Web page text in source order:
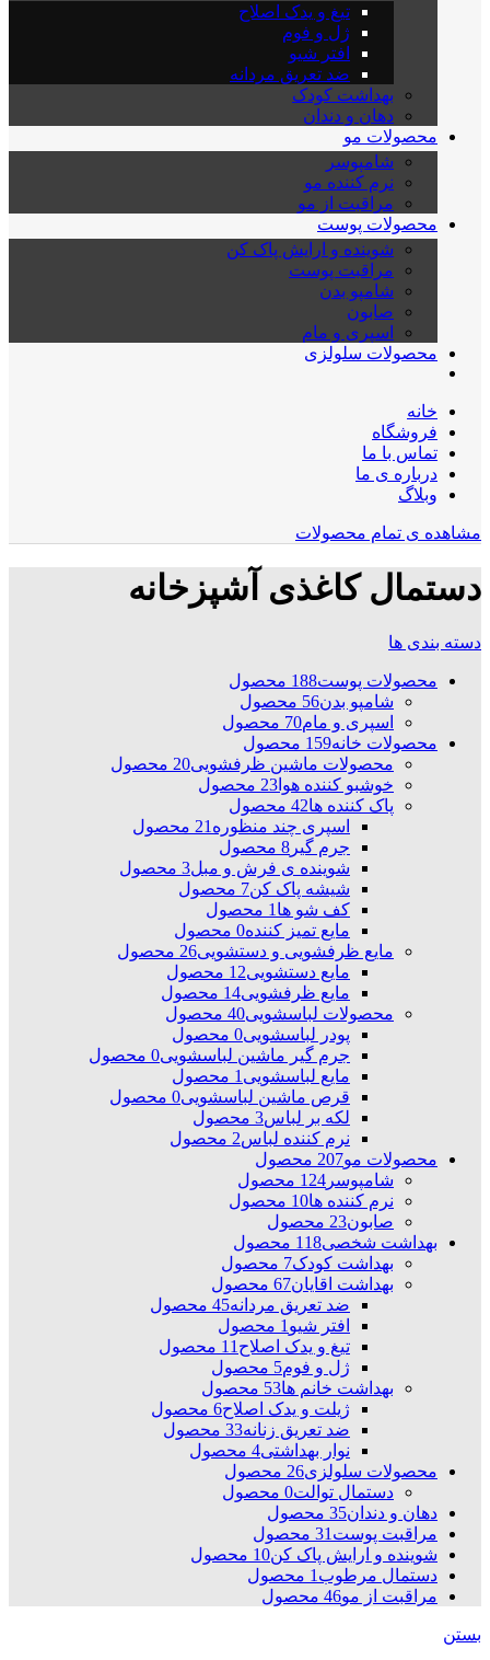
تیغ و یدک اصلاح
ژل و فوم
افتر شیو
ضد تعریق مردانه
بهداشت کودک
دهان و دندان
محصولات مو
شامپوسر
نرم کننده مو
مراقبت از مو
محصولات پوست
شوینده و ارایش پاک کن
مراقبت پوست
شامپو بدن
صابون
اسپری و مام
محصولات سلولزی
خانه
فروشگاه
تماس با ما
درباره ی ما
وبلاگ
مشاهده ی تمام محصولات
دستمال کاغذی آشپزخانه
دسته بندی ها
محصولات پوست188 محصول
شامپو بدن56 محصول
اسپری و مام70 محصول
محصولات خانه159 محصول
محصولات ماشین ظرفشویی20 محصول
خوشبو کننده هوا 23 محصول
پاک کننده ها42 محصول
اسپری چند منظوره21 محصول
جرم گیر 8 محصول
شوینده ی فرش و مبل3 محصول
شیشه پاک کن7 محصول
کف شو ها1 محصول
مایع تمیز کننده0 محصول
مایع ظرفشویی و دستشویی26 محصول
مایع دستشویی12 محصول
مایع ظرفشویی14 محصول
محصولات لباسشویی40 محصول
پودر لباسشویی0 محصول
جرم گیر ماشین لباسشویی0 محصول
مایع لباسشویی1 محصول
قرص ماشین لباسشویی0 محصول
لکه بر لباس3 محصول
نرم کننده لباس2 محصول
محصولات مو207 محصول
شامپوسر 124 محصول
نرم کننده ها10 محصول
صابون23 محصول
بهداشت شخصی118 محصول
بهداشت کودک7 محصول
بهداشت اقایان67 محصول
ضد تعریق مردانه45 محصول
افتر شیو1 محصول
تیغ و یدک اصلاح11 محصول
ژل و فوم5 محصول
بهداشت خانم ها53 محصول
ژیلت و یدک اصلاح6 محصول
ضد تعریق زنانه33 محصول
نوار بهداشتی4 محصول
محصولات سلولزی26 محصول
دستمال توالت0 محصول
دهان و دندان35 محصول
مراقبت پوست31 محصول
شوینده و ارایش پاک کن10 محصول
دستمال مرطوب1 محصول
مراقبت از مو46 محصول
بستن